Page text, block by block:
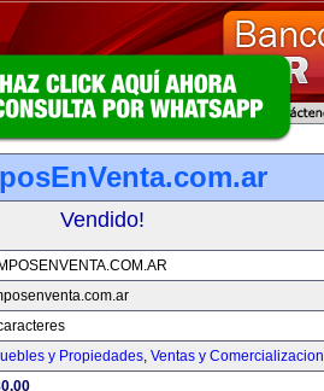
Vendido!
y Propiedades, Ventas y Comercializacion